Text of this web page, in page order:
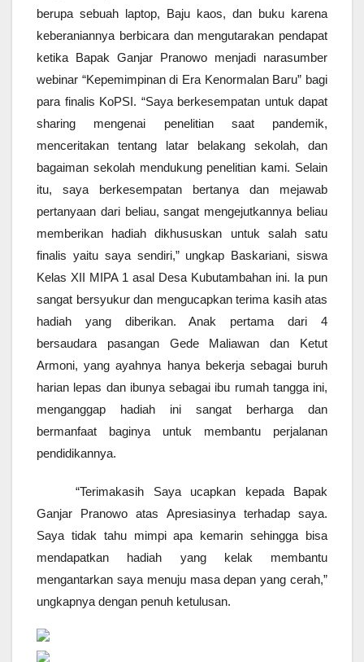
berupa sebuah laptop, Baju kaos, dan buku karena
keberaniannya berbicara dan mengutarakan pendapat
ketika Bapak Ganjar Pranowo menjadi narasumber
webinar “Kepemimpinan di Era Kenormalan Baru” bagi
para finalis KoPSI. “Saya berkesempatan untuk dapat
sharing mengenai penelitian saat pandemik,
menceritakan tentang latar belakang sekolah, dan
bagaiman sekolah mendukung penelitian kami. Selain
itu, saya berkesempatan bertanya dan mejawab
pertanyaan dari beliau, sangat mengejutkannya beliau
memberikan hadiah dikhususkan untuk salah satu
finalis yaitu saya sendiri,” ungkap Baskariani, siswa
Kelas XII MIPA 1 asal Desa Kubutambahan ini. Ia pun
sangat bersyukur dan mengucapkan terima kasih atas
hadiah yang diberikan. Anak pertama dari 4
bersaudara pasangan Gede Maliawan dan Ketut
Armoni, yang ayahnya hanya bekerja sebagai buruh
harian lepas dan ibunya sebagai ibu rumah tangga ini,
menganggap hadiah ini sangat berharga dan
bermanfaat baginya untuk membantu perjalanan
pendidikannya.
“Terimakasih Saya ucapkan kepada Bapak
Ganjar Pranowo atas Apresiasinya terhadap saya.
Saya tidak tahu mimpi apa kemarin sehingga bisa
mendapatkan hadiah yang kelak membantu
mengantarkan saya menuju masa depan yang cerah,”
ungkapnya dengan penuh ketulusan.